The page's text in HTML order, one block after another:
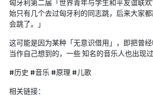
匈牙利第二届「世界青年与学生和平友谊联
始只有几个去过匈牙利的同志跳，后来大家
会跳了。」
这可能是因为某种「无意识借用」，即把曾经
当作自己想到的，一些 知名的音乐人也出现过
#历史 #音乐 #原理 #儿歌
相关链接：